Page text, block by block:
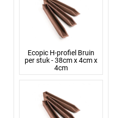
Ecopic H-profiel Bruin
per stuk - 38cm x 4cm x
4cm